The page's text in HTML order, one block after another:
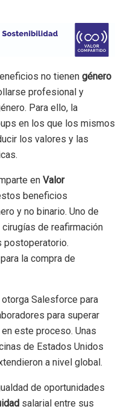
no tienen género
profesional y
Para ello, la
en los que los mismos
los valores y las
en Valor
beneficios
y no binario. Uno de
de reafirmación
postoperatorio.
la compra de
Salesforce para
para superar
este proceso. Unas
de Estados Unidos
a nivel global.
de oportunidades
salarial entre sus